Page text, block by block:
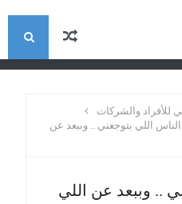
ا
للأفراد والشركات
اللي بتوجعني .. وببعد عن
.. وببعد عن اللي